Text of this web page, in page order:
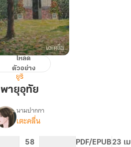
โหลด
ตัวอย่าง
ยูริ
พายุอุทัย
เรื่อง
อุทัย
นามปากกา
เตะคลื่น
58 PDF/EPUB23 เ